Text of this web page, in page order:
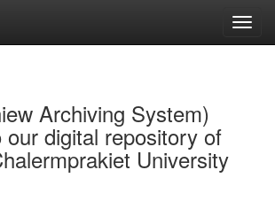
Archiving System)
digital repository of
University